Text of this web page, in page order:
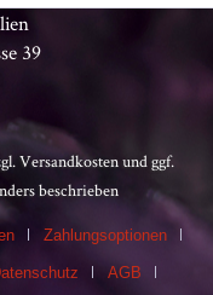
39
Versandkostenund ggf.
beschrieben
Zahlungsoptionen
AGB